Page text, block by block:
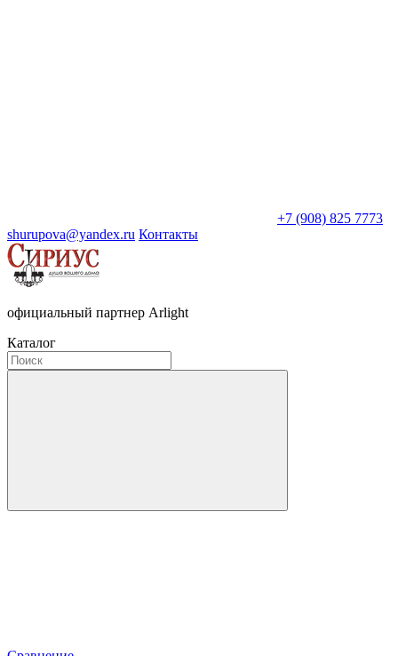
+7 (908) 825 7773
shurupova@yandex.ru Контакты
официальный партнер Arlight
Каталог